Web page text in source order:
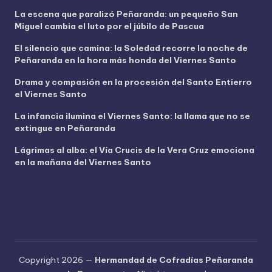
d
e
La escena que paralizó Peñaranda: un pequeño San
Miguel cambia el luto por el júbilo de Pascua
El silencio que camina: la Soledad recorre la noche de
Peñaranda en la hora más honda del Viernes Santo
Drama y compasión en la procesión del Santo Entierro
el Viernes Santo
La infancia ilumina el Viernes Santo: la llama que no se
extingue en Peñaranda
Lágrimas al alba: el Vía Crucis de la Vera Cruz emociona
en la mañana del Viernes Santo
Copyright 2026 — Hermandad de Cofradías Peñaranda